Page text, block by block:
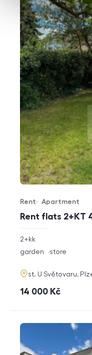
Rent flats 2+KT
Offer type
Rent
Property type
Apartment
rozměry
2+kk
funkce
garden store
adresa
st. U Světovaru,
cena
14 000 Kč